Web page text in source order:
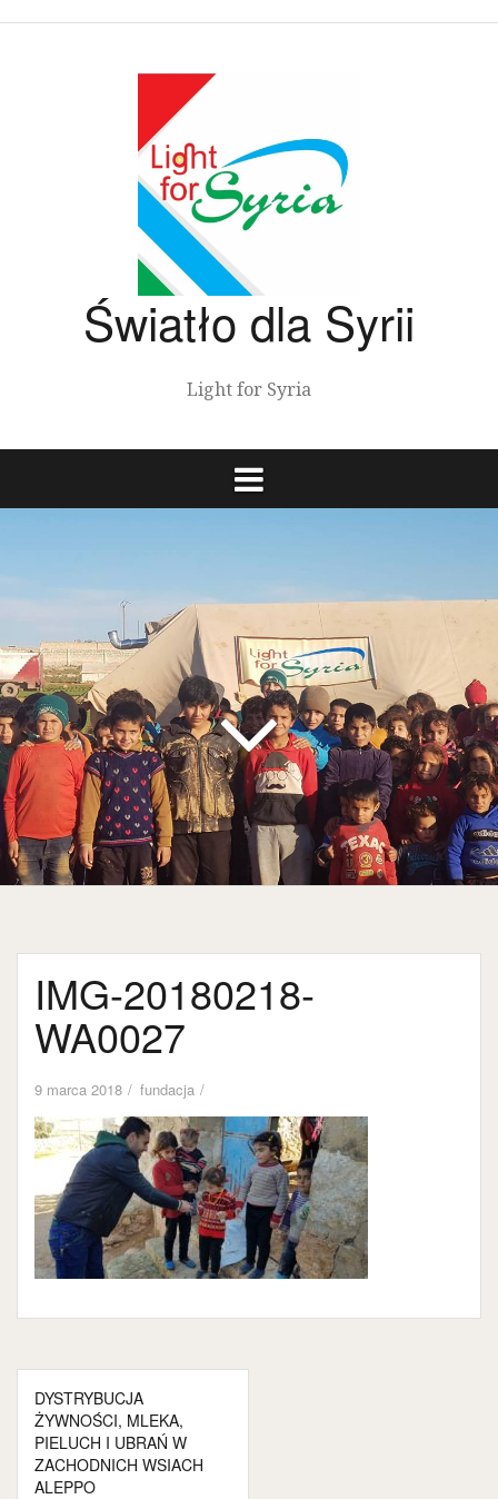
Światło dla Syrii
Light for Syria
IMG-20180218-
WA0027
9 marca 2018 fundacja
Nawigacja
wpisu
DYSTRYBUCJA
ŻYWNOŚCI, MLEKA,
PIELUCH I UBRAŃ W
ZACHODNICH WSIACH
ALEPPO